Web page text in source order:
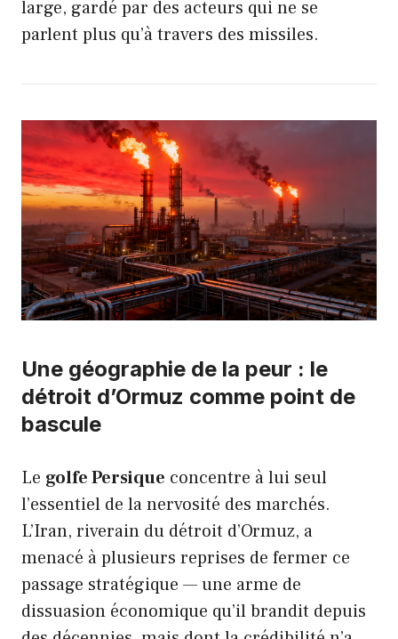
large, gardé par des acteurs qui ne se
parlent plus qu’à travers des missiles.
Une géographie de la peur : le
détroit d’Ormuz comme point de
bascule
Le golfe Persique concentre à lui seul
l’essentiel de la nervosité des marchés.
L’Iran, riverain du détroit d’Ormuz, a
menacé à plusieurs reprises de fermer ce
passage stratégique — une arme de
dissuasion économique qu’il brandit depuis